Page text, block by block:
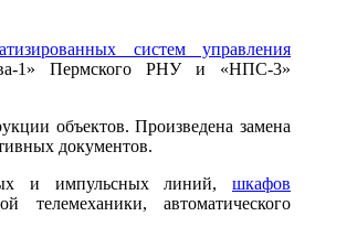
систем управления
1» Пермского РНУ и «НПС-3»
объектов. Произведена замена
документов.
и импульсных линий, шкафов
телемеханики, автоматического